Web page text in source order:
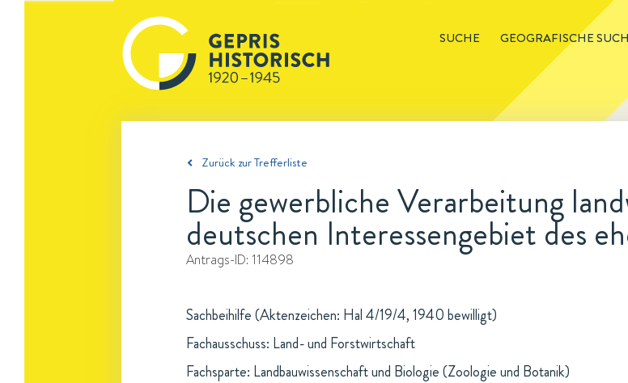
SUCHE GEOGRAFISCHE
Zurück zur Trefferliste
Die gewerbliche Verarbeitung
deutschen Interessengebiet des
Antrags-ID: 114898
Sachbeihilfe (Aktenzeichen: Hal 4/19/4, 1940 bewilligt)
Fachausschuss: Land- und Forstwirtschaft
Fachsparte: Landbauwissenschaft und Biologie (Zoologie und Botanik)